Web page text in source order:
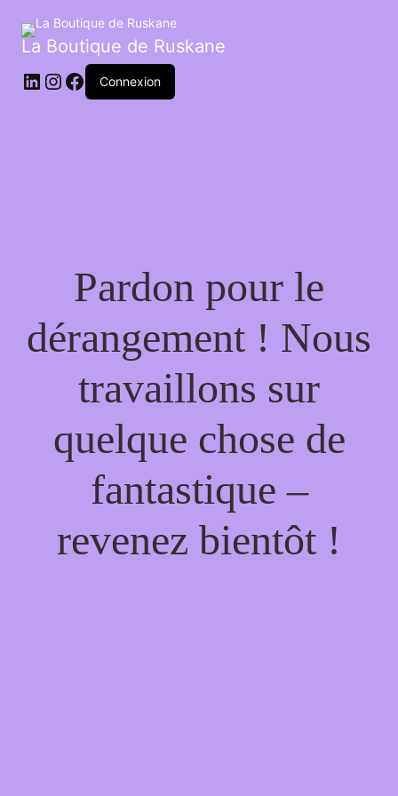
La Boutique de Ruskane
Connexion
Pardon pour le
dérangement ! Nous
travaillons sur
quelque chose de
fantastique –
revenez bientôt !